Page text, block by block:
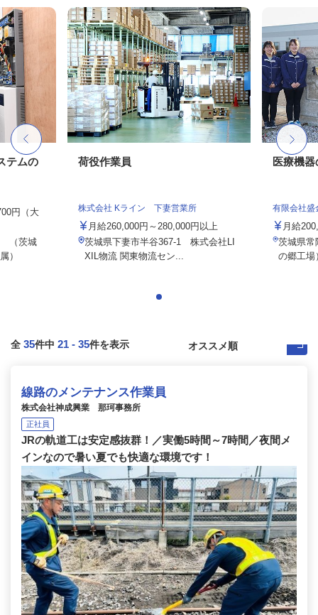
テムの
円（大
（茨城
）
荷役作業員
株式会社 Kライン 下妻営業所
月給260,000円～280,000円以上
茨城県下妻市半谷367-1 株式会社LI
XIL物流 関東物流セン...
医療機
有限会社盛
月給
茨城県常
の郷工
全 35件中 21 - 35件を表示
線路のメンテナンス作業員
株式会社神成興業 那珂事務所
正社員
JRの軌道工は安定感抜群！／実働5時間～7時間／夜間メ
インなので暑い夏でも快適な環境です！